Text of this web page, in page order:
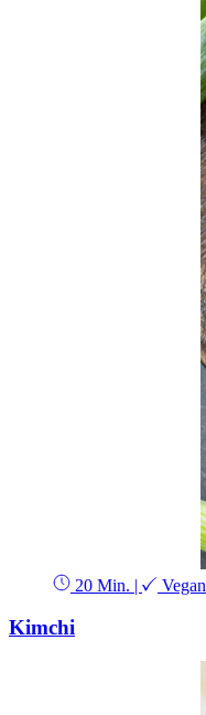
20 Min. | Vegan
Kimchi